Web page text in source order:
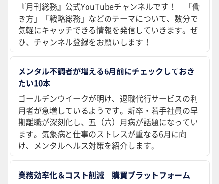
『月刊総務』公式YouTubeチャンネルです！ 「働
き方」「戦略総務」などのテーマについて、数分で
気軽にキャッチできる情報を発信していきます。ぜ
ひ、チャンネル登録をお願いします！
メンタル不調者が増える6月前にチェックしておき
たい10本
ゴールデンウイークが明け、退職代行サービスの利
用者が急増しているようです。新卒・若手社員の早
期離職が深刻化し、五（六）月病が話題になってい
ます。気象病と仕事のストレスが重なる6月に向
け、メンタルヘルス対策を紹介します。
業務効率化＆コスト削減 購買プラットフォーム